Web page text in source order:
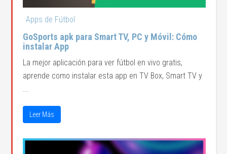
Apps de Fútbol
GoSports apk para Smart TV, PC y Móvil: Cómo
instalar App
La mejor aplicación para ver fútbol en vivo gratis,
aprende como instalar esta app en TV Box, Smart TV y
...
Leer Más